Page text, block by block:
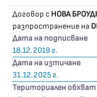
Договор с НОВА
разпространение на
Дата на подписване
18.12.2019 г.
Дата на изтичане
31.12.2025 г.
Териториален обхват